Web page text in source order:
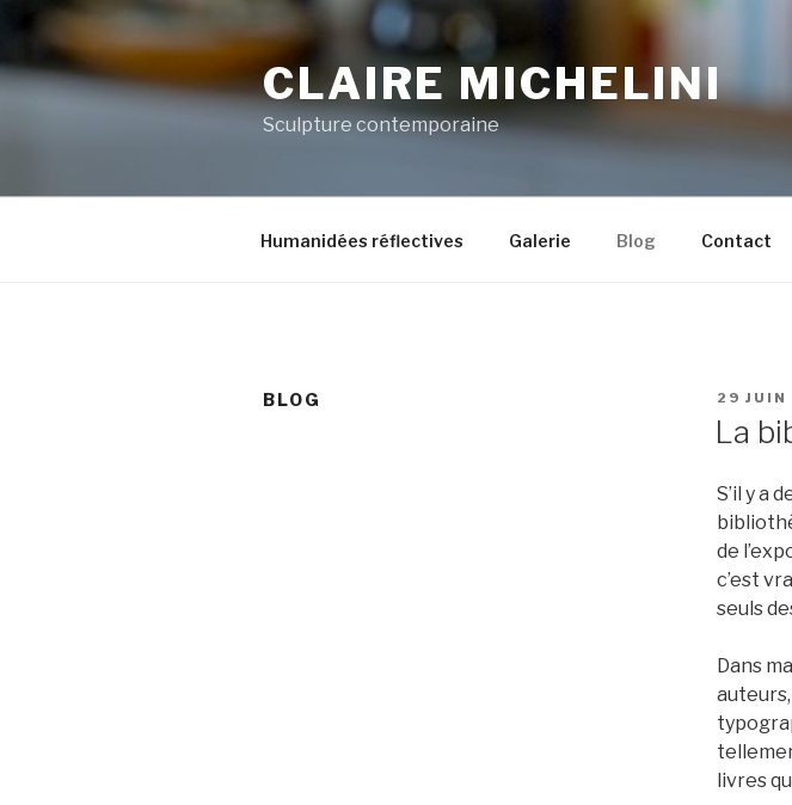
contenu
CLAIRE MICHELINI
Sculpture contemporaine
Humanidées réflectives Galerie Blog Contact
BLOG
PUBLIÉ
LE
29 JUIN
La
S’il y a
de
c’est
seuls
Dans
livres